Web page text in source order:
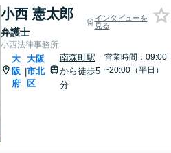
小西 憲太郎
弁護士
インタビューを
見る
小西法律事務所
大
阪
府
|
大阪
市北
区
南森町駅
から徒歩5
分
営業時間：09:00
~20:00（平日）